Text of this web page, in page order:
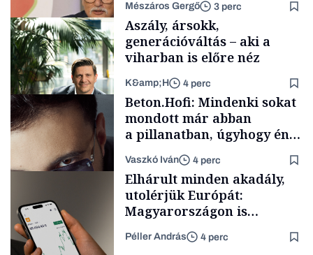
Befektetés
Mészáros Gergő 3 perc
TÁMOGATÓI
Aszály, ársokk,
generációváltás – aki a
viharban is előre néz
K&amp;H 4 perc
Forbes-sztori
Beton.Hofi: Mindenki sokat
mondott már abban
a pillanatban, úgyhogy én
a legsarkosabb
gondolataimat akartam
kimondani
Vaszkó Iván 4 perc
Elhárult minden akadály,
utolérjük Európát:
Magyarországon is
kriptoszolgáltatását az
Péller András 4 perc